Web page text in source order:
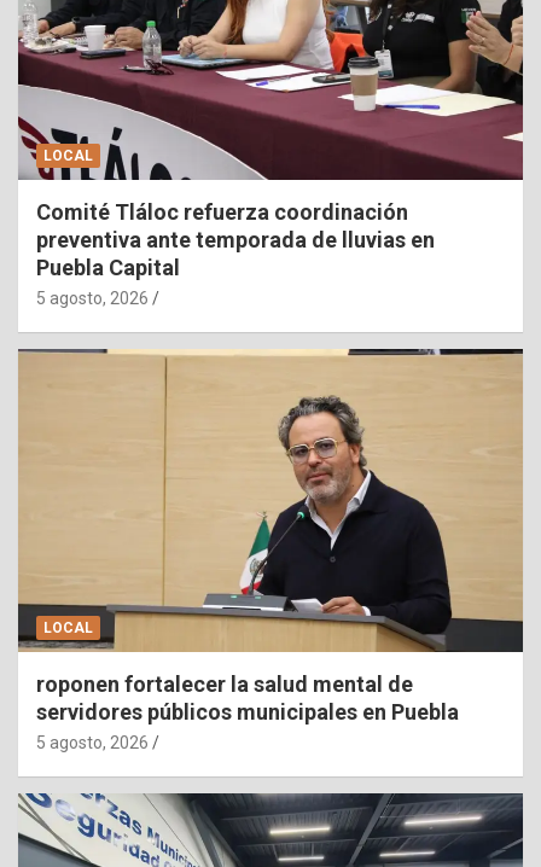
LOCAL
Comité Tláloc refuerza coordinación
preventiva ante temporada de lluvias en
Puebla Capital
5 agosto, 2026
LOCAL
roponen fortalecer la salud mental de
servidores públicos municipales en Puebla
5 agosto, 2026